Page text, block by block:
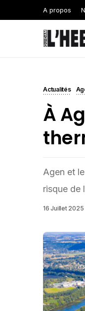
A propos
Actualités
À
Agen et
risque de
16 Juillet 2025